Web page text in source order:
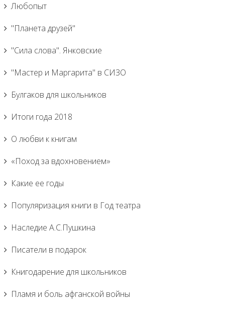
Любопыт
"Планета друзей"
"Сила слова". Янковские
"Мастер и Маргарита" в СИЗО
Булгаков для школьников
Итоги года 2018
О любви к книгам
«Поход за вдохновением»
Какие ее годы
Популяризация книги в Год театра
Наследие А.С.Пушкина
Писатели в подарок
Книгодарение для школьников
Пламя и боль афганской войны